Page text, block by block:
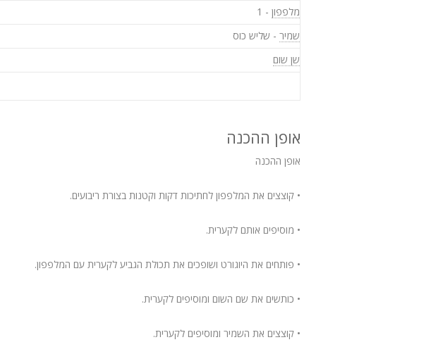
מלפפון - 1
שמיר - שליש כוס
שן שום
אופן ההכנה
אופן ההכנה
• קוצצים את המלפפון לחתיכות דקות וקטנות בצורת ריבועים.
• מוסיפים אותם לקערית.
• פותחים את היוגורט ושופכים את תכולת הגביע לקערית עם המלפפון.
• כותשים את שם השום ומוסיפים לקערית.
• קוצצים את השמיר ומוסיפים לקערית.